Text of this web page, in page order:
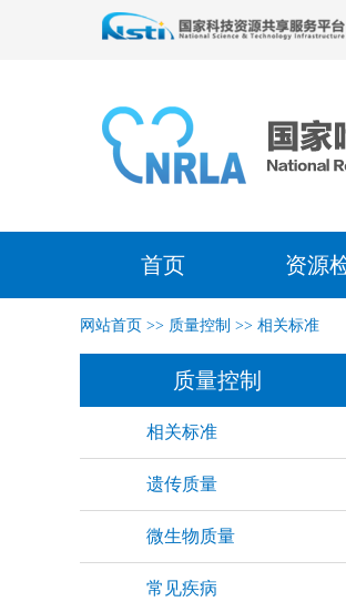
首页 资源
网站首页 >> 质量控制 >> 相关标准
质量控制
相关标准
遗传质量
微生物质量
常见疾病